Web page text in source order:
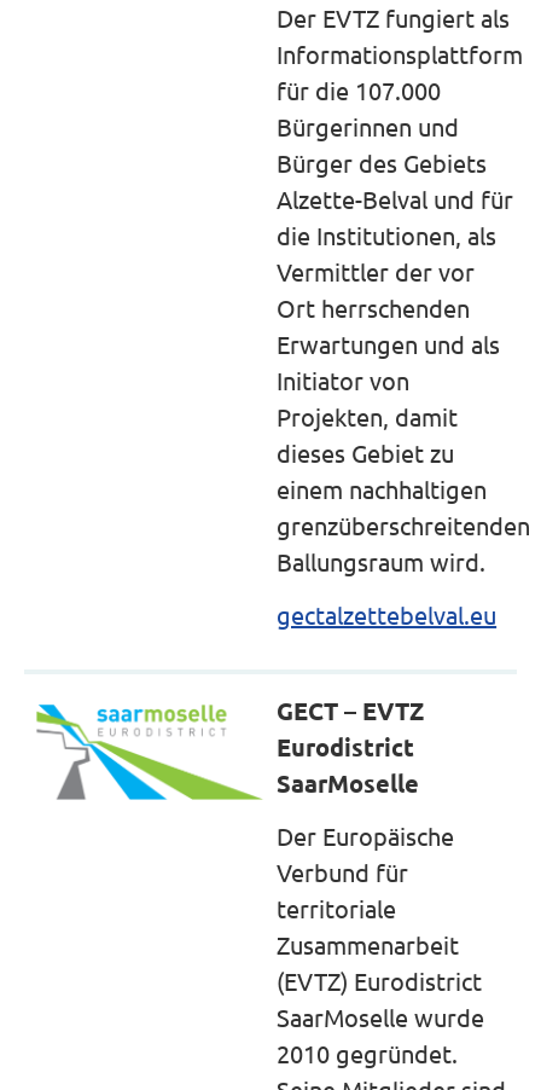
Der EVTZ fungiert als
Informationsplattform
für die 107.000
Bürgerinnen und
Bürger des Gebiets
Alzette-Belval und für
die Institutionen, als
Vermittler der vor
Ort herrschenden
Erwartungen und als
Initiator von
Projekten, damit
dieses Gebiet zu
einem nachhaltigen
grenzüberschreitenden
Ballungsraum wird.
gectalzettebelval.eu
GECT – EVTZ
Eurodistrict
SaarMoselle
Der Europäische
Verbund für
territoriale
Zusammenarbeit
(EVTZ) Eurodistrict
SaarMoselle wurde
2010 gegründet.